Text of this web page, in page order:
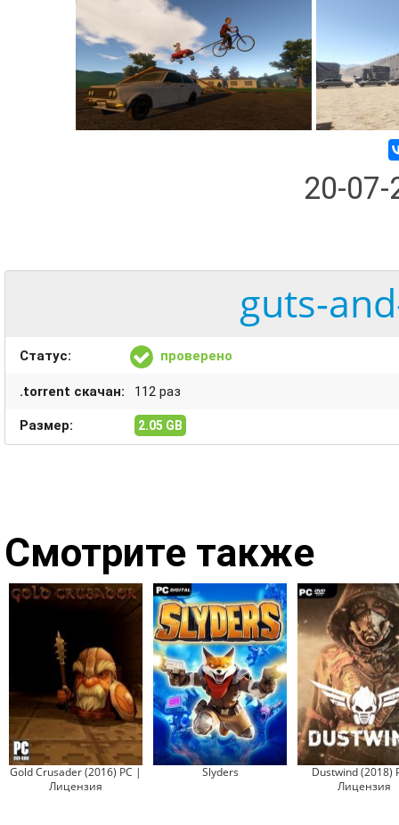
20-
guts-
Статус: проверено
.torrent скачан: 112 раз
Размер: 2.05 GB
Смотрите также
Gold Crusader (2016) PC |
Лицензия
Slyders
Dustwind (2018)
Лицензия